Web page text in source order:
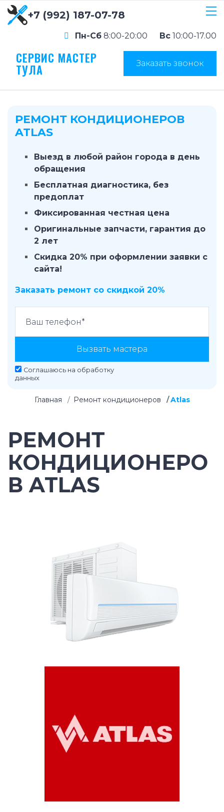
+7 (992) 187-07-78
Пн-Сб 8:00-20:00 Вс 10:00-17.00
СЕРВИС МАСТЕР
ТУЛА Заказать звонок
РЕМОНТ КОНДИЦИОНЕРОВ
ATLAS
Выезд в любой район города в день
обращения
Бесплатная диагностика, без
предоплат
Фиксированная честная цена
Оригинальные запчасти, гарантия до
2 лет
Скидка 20% при оформлении заявки с
сайта!
Заказать ремонт со скидкой 20%
Вызвать мастера
Соглашаюсь на обработку
данных
Главная Ремонт кондиционеров Atlas
РЕМОНТ
КОНДИЦИОНЕРО
В ATLAS